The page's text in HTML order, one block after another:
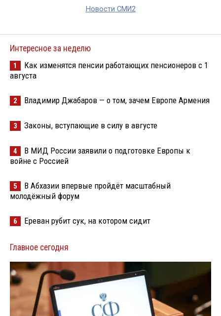
Новости СМИ2
Интересное за неделю
1
Как изменятся пенсии работающих пенсионеров с 1
августа
2 Владимир Джабаров — о том, зачем Европе Армения
3 Законы, вступающие в силу в августе
4
В МИД России заявили о подготовке Европы к
войне с Россией
5
В Абхазии впервые пройдёт масштабный
молодёжный форум
6 Ереван рубит сук, на котором сидит
Главное сегодня